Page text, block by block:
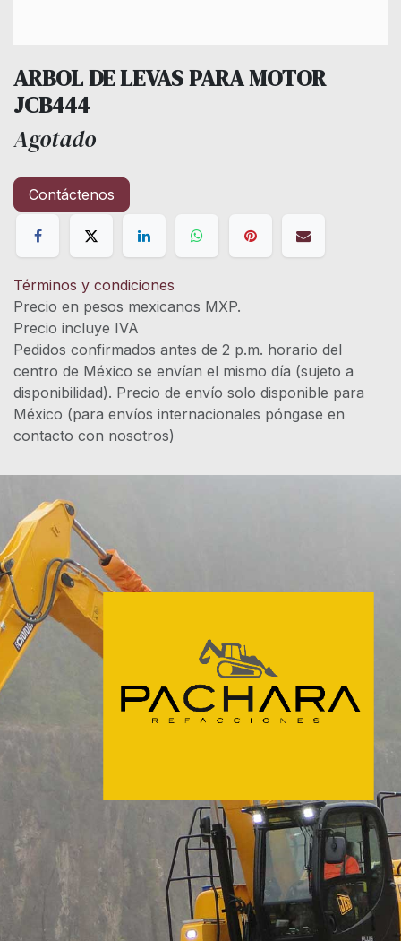
ARBOL DE LEVAS PARA MOTOR
JCB444
Agotado
Contáctenos
Términos y condiciones
Precio en pesos mexicanos MXP.
Precio incluye IVA
Pedidos confirmados antes de 2 p.m. horario del
centro de México se envían el mismo día (sujeto a
disponibilidad). Precio de envío solo disponible para
México (para envíos internacionales póngase en
contacto con nosotros)